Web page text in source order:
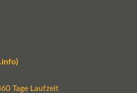
Tage Laufzeit